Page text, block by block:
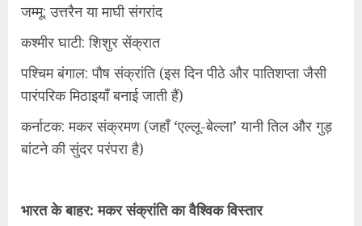
जम्मू: उत्तरैन या माघी संगरांद
कश्मीर घाटी: शिशुर सेंक्रात
पश्चिम बंगाल: पौष संक्रांति (इस दिन पीठे और पातिशप्ता जैसी
पारंपरिक मिठाइयाँ बनाई जाती हैं)
कर्नाटक: मकर संक्रमण (जहाँ ‘एल्लू-बेल्ला’ यानी तिल और गुड़
बांटने की सुंदर परंपरा है)
भारत के बाहर: मकर संक्रांति का वैश्विक विस्तार